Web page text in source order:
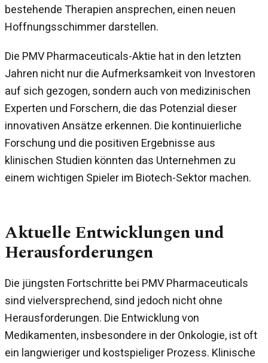
bestehende Therapien ansprechen, einen neuen
Hoffnungsschimmer darstellen.
Die PMV Pharmaceuticals-Aktie hat in den letzten
Jahren nicht nur die Aufmerksamkeit von Investoren
auf sich gezogen, sondern auch von medizinischen
Experten und Forschern, die das Potenzial dieser
innovativen Ansätze erkennen. Die kontinuierliche
Forschung und die positiven Ergebnisse aus
klinischen Studien könnten das Unternehmen zu
einem wichtigen Spieler im Biotech-Sektor machen.
Aktuelle Entwicklungen und
Herausforderungen
Die jüngsten Fortschritte bei PMV Pharmaceuticals
sind vielversprechend, sind jedoch nicht ohne
Herausforderungen. Die Entwicklung von
Medikamenten, insbesondere in der Onkologie, ist oft
ein langwieriger und kostspieliger Prozess. Klinische